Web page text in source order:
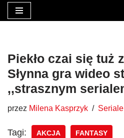
treści
Piekło czai się tuż
Słynna gra wideo
,,strasznym
przez Milena Kasprzyk Seriale
Tagi: AKCJA FANTASY